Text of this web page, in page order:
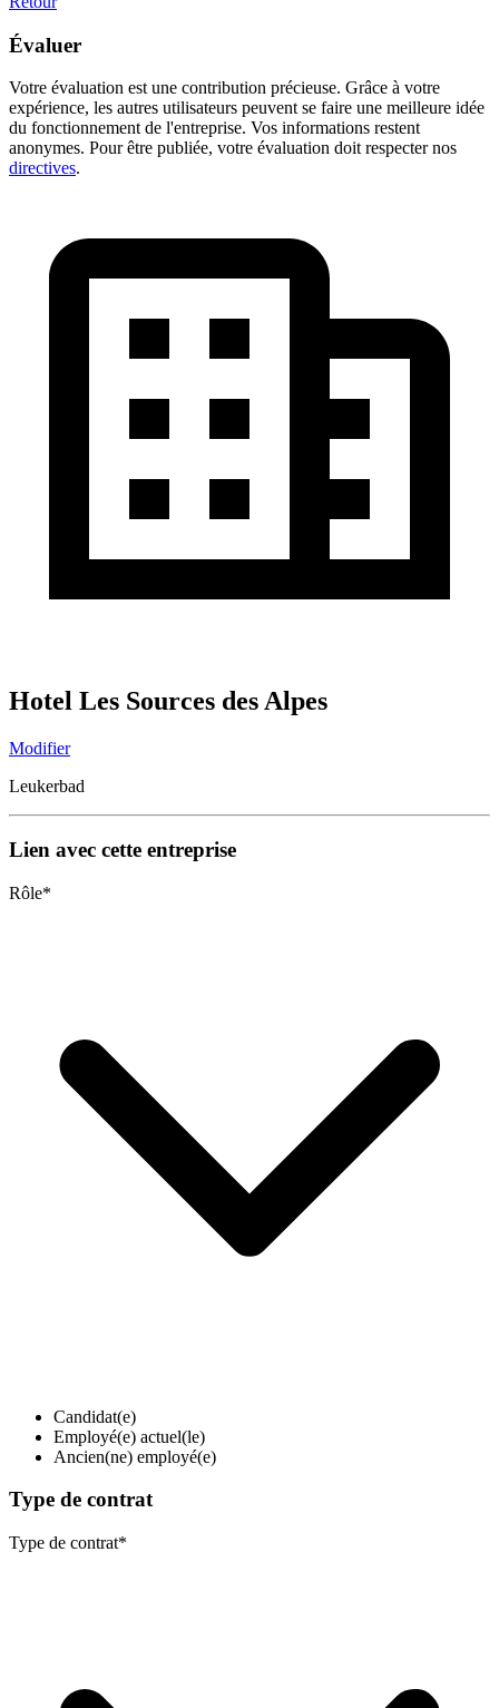
Évaluer
Votre évaluation est une contribution précieuse. Grâce à votre
expérience, les autres utilisateurs peuvent se faire une meilleure idée
du fonctionnement de l'entreprise. Vos informations restent
anonymes. Pour être publiée, votre évaluation doit respecter nos
directives.
Hotel Les Sources des Alpes
Modifier
Leukerbad
Lien avec cette entreprise
Rôle*
Candidat(e)
Employé(e) actuel(le)
Ancien(ne) employé(e)
Type de contrat
Type de contrat*